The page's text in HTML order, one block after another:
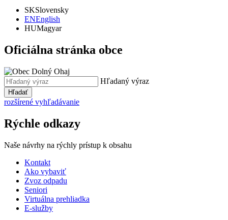
SKSlovensky
ENEnglish
HUMagyar
Oficiálna stránka obce
Hľadaný výraz
Hľadať
rozšírené vyhľadávanie
Rýchle odkazy
Naše návrhy na rýchly prístup k obsahu
Kontakt
Ako vybaviť
Zvoz odpadu
Seniori
Virtuálna prehliadka
E-služby